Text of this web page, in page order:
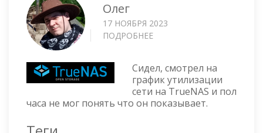
Олег
17 НОЯБРЯ 2023
ПОДРОБНЕЕ
ГРАФИКЕ
TRUENAS
Сидел, смотрел на
график утилизации
сети на TrueNAS и пол
часа не мог понять что он показывает.